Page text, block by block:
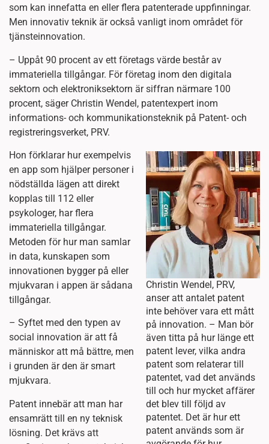
som kan innefatta en eller flera patenterade uppfinningar.
Men innovativ teknik är också vanligt inom området för
tjänsteinnovation.
– Uppåt 90 procent av ett företags värde består av
immateriella tillgångar. För företag inom den digitala
sektorn och elektroniksektorn är siffran närmare 100
procent, säger Christin Wendel, patentexpert inom
informations- och kommunikationsteknik på Patent- och
registreringsverket, PRV.
Christin Wendel, PRV,
anser att antalet patent
inte behöver vara ett mått
på innovation. – Man bör
även titta på hur länge ett
patent lever, vilka andra
patent som relaterar till
patentet, vad det används
till och hur mycket affärer
det blev till följd av
patentet. Det är hur ett
patent används som är
Hon förklarar hur exempelvis
en app som hjälper personer i
nödställda lägen att direkt
kopplas till 112 eller
psykologer, har flera
immateriella tillgångar.
Metoden för hur man samlar
in data, kunskapen som
innovationen bygger på eller
mjukvaran i appen är sådana
tillgångar.
– Syftet med den typen av
social innovation är att få
människor att må bättre, men
i grunden är den är smart
mjukvara.
Patent innebär att man har
ensamrätt till en ny teknisk
lösning. Det krävs att